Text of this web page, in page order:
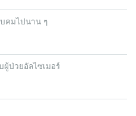
บคมไปนาน ๆ
ผู้ป่วยอัลไซเมอร์